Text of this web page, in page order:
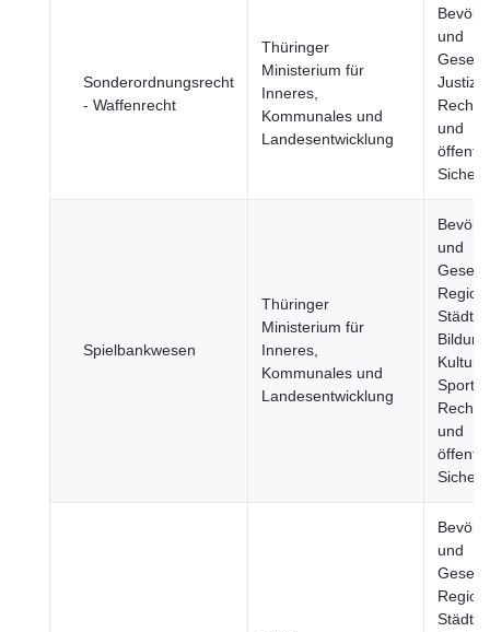
Sonderordnungsrecht
- Waffenrecht
Thüringer
Ministerium für
Inneres,
Kommunales und
Landesentwicklung
und
Justiz,
und
Spielbankwesen
Thüringer
Ministerium für
Inneres,
Kommunales und
Landesentwicklung
und
Städte,
Kultur
Sport,
und
und